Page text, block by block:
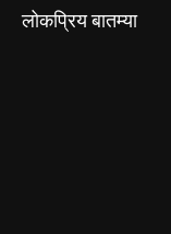
लोकप्रिय बातम्या